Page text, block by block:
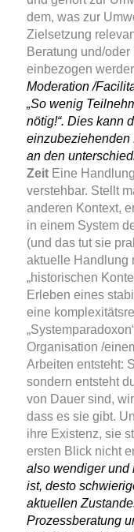
dem, was zur
Zielsetzung
Beratung und/
einbezogen
Moderation /
„So wenig
nötig!“. Dies kann
einzubeziehenden
an den
Zeit Eine
verstehbar. Stellt
anderen Kontext,
in einem System
(und das tut sie
aktuelle Handlung
„historischen
Erleben eines
eine
Organisation /
Arbeiten entsteht:
sondern entsteht
von Dauer sind,
dass es sie gibt.
ihre Existenz, sie
ersten Blick nicht
also wendiger und
ist, desto
aktuellen
Prozessberatung